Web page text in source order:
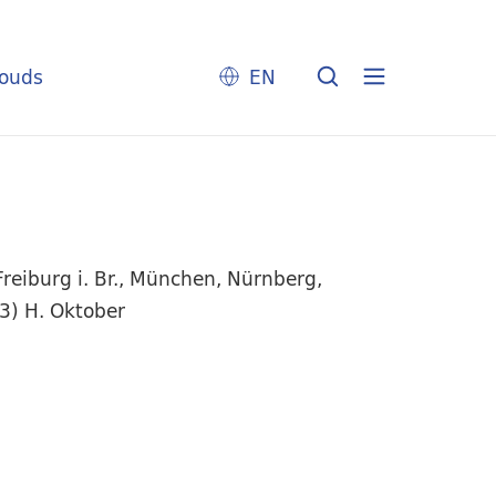
EN
i. Br., München, Nürnberg,
H. Oktober